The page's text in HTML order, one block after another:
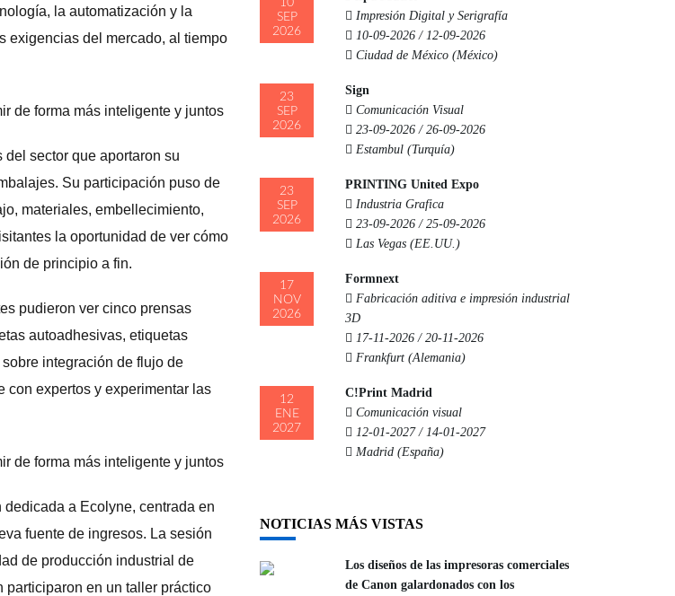
la automatización y la
exigencias del mercado, al tiempo
sector que aportaron su
Su participación puso de
materiales, embellecimiento,
la oportunidad de ver cómo
de principio a fin.
pudieron ver cinco prensas
autoadhesivas, etiquetas
integración de flujo de
con expertos y experimentar las
a Ecolyne, centrada en
fuente de ingresos. La sesión
de producción industrial de
en un taller práctico
10
SEP
2026
Impresión Digital y Serigrafía
10-09-2026 / 12-09-2026
Ciudad de México (México)
23
SEP
2026
Sign
Comunicación Visual
23-09-2026 / 26-09-2026
Estambul (Turquía)
23
SEP
2026
PRINTING United Expo
Industria Grafica
23-09-2026 / 25-09-2026
Las Vegas (EE.UU.)
17
NOV
2026
Formnext
Fabricación aditiva e impresión industrial
3D
17-11-2026 / 20-11-2026
Frankfurt (Alemania)
12
ENE
2027
C!Print Madrid
Comunicación visual
12-01-2027 / 14-01-2027
Madrid (España)
NOTICIAS MÁS VISTAS
Los diseños de las impresoras comerciales
de Canon galardonados con los